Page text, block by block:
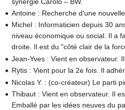
Antoine : Recherche d'une
Michel : Informaticien depuis 30
niveau économique ou social. Il a
droite. Il est du "côté clair de la
Jean-Yves : Vient en observateur.
Rytis : Vient pour la 2e fois. Il
Nicolas Y. : (co-créateur) Le parti
Thibaut : Vient en observateur. Il
Emballé par les idées neuves du